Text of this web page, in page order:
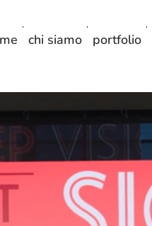
chi siamo portfolio